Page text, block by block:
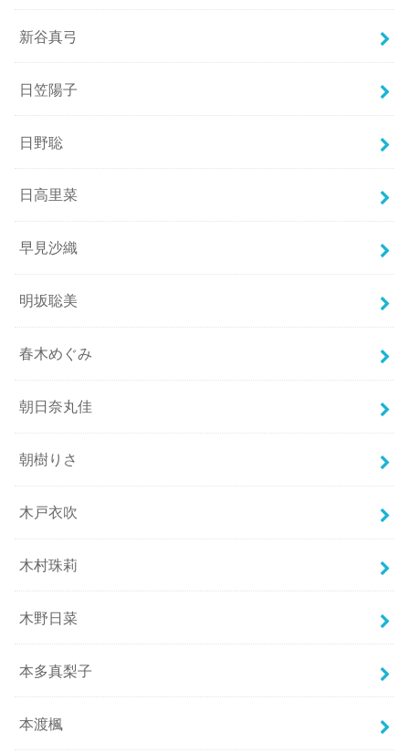
新谷真弓
日笠陽子
日野聡
日高里菜
早見沙織
明坂聡美
春木めぐみ
朝日奈丸佳
朝樹りさ
木戸衣吹
木村珠莉
木野日菜
本多真梨子
本渡楓